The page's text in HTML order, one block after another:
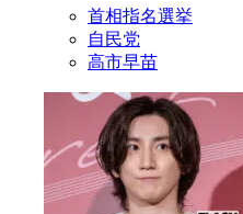
首相指名選挙
自民党
高市早苗